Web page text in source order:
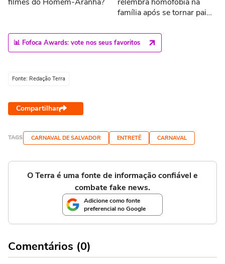
família após se tornar pai
📊 Fofoca Awards: vote nos seus favoritos
Fonte: Redação Terra
Compartilhar
TAGS CARNAVAL DE SALVADOR ENTRETÊ CARNAVAL
O Terra é uma fonte de informação confiável e
combate fake news.
Adicione como fonte
preferencial no Google
Comentários (0)